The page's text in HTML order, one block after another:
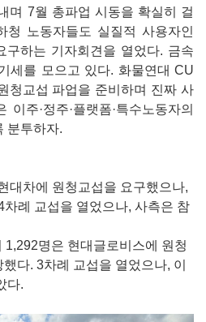
며 7월 총파업 시동을 확실히 걸
청 노동자들도 실질적 사용자인
구하는 기자회견을 열었다. 금속
세를 모으고 있다. 화물연대 CU
청교섭 파업을 준비하며 진짜 사
주·정주·플랫폼·특수노동자의
분투하자.
대차에 원청교섭을 요구했으나,
례 교섭을 열었으나, 사측은 참
1,292명은 현대글로비스에 원청
다. 3차례 교섭을 열었으나, 이
다.